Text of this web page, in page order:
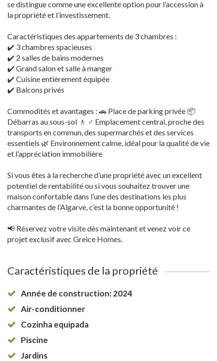
se distingue comme une excellente option pour l’accession à
la propriété et l’investissement.
Caractéristiques des appartements de 3 chambres :
✔️ 3 chambres spacieuses
✔️ 2 salles de bains modernes
✔️ Grand salon et salle à manger
✔️ Cuisine entièrement équipée
✔️ Balcons privés
Commodités et avantages : 🚗 Place de parking privée 📦
Débarras au sous-sol 🚶 ♂️ Emplacement central, proche des
transports en commun, des supermarchés et des services
essentiels 🌿 Environnement calme, idéal pour la qualité de vie
et l’appréciation immobilière
Si vous êtes à la recherche d’une propriété avec un excellent
potentiel de rentabilité ou si vous souhaitez trouver une
maison confortable dans l’une des destinations les plus
charmantes de l’Algarve, c’est la bonne opportunité !
📢 Réservez votre visite dès maintenant et venez voir ce
projet exclusif avec Greice Homes.
Caractéristiques de la propriété
Année de construction: 2024
Air-conditionner
Cozinha equipada
Piscine
Jardins